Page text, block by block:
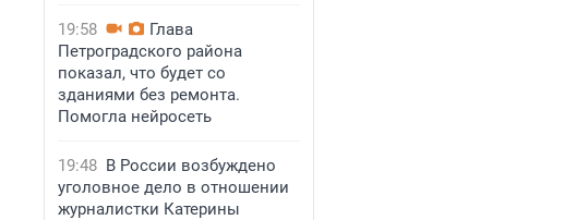
19:58
Глава
Петроградского района
показал, что будет со
зданиями без ремонта.
Помогла нейросеть
19:48 В России возбуждено
уголовное дело в отношении
журналистки Катерины